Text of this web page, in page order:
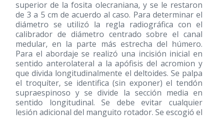
superior de la fosita olecraniana, y se le restaron
de 3 a 5 cm de acuerdo al caso. Para determinar el
diámetro se utilizó la regla radiográfica con el
calibrador de diámetro centrado sobre el canal
medular, en la parte más estrecha del húmero.
Para el abordaje se realizó una incisión inicial en
sentido anterolateral a la apófisis del acromion y
que divida longitudinalmente el deltoides. Se palpa
el troquíter, se identifica (sin exponer) el tendón
supraespinoso y se divide la sección media en
sentido longitudinal. Se debe evitar cualquier
lesión adicional del manguito rotador. Se escogió el